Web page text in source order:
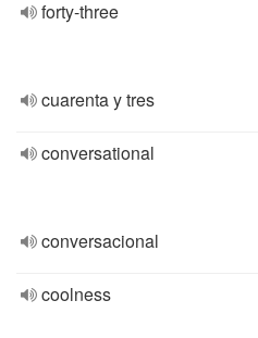
forty-three
cuarenta y tres
conversational
conversacional
coolness